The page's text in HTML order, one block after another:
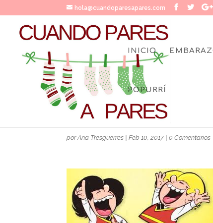
hola@cuandoparesapares.com
INICIO
POPURRÍ
ZIPI-Y-ZAPE
porAna Tresguerres |Feb 10, 2017 |0 Comentarios